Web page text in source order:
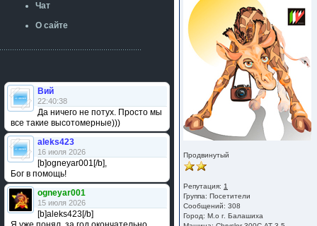
Чат
О сайте
Вий
22:40:38
Да ничего не потух. Просто мы
все такие высотомерные)))
aleks423
16 июля 2026
[b]ogneyar001[/b],
Бог в помощь!
ogneyar001
15 июля 2026
[b]aleks423[/b]
Продвинутый
Репутация: 1
Группа: Посетители
Сообщений: 308
Город: М.о г. Балашиха